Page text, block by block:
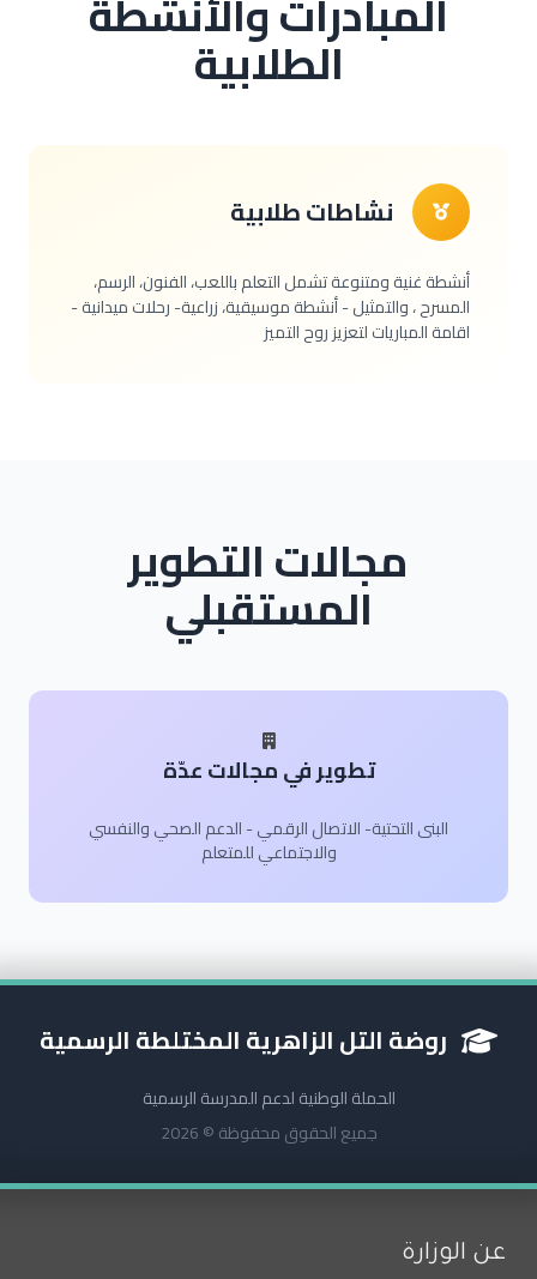
الطلابية
نشاطات طلابية
أنشطة غنية ومتنوعة تشمل التعلم باللعب، الفنون، الرسم،
المسرح ، والتمثيل - أنشطة موسيقية، زراعية- رحلات ميدانية -
اقامة المباريات لتعزيز روح التميز
مجالات التطوير
المستقبلي
تطوير في مجالات عدّة
البنى التحتية- الاتصال الرقمي - الدعم الصحي والنفسي
والاجتماعي للمتعلم
روضة التل الزاهرية المختلطة الرسمية
الحملة الوطنية لدعم المدرسة الرسمية
جميع الحقوق محفوظة © 2026
عن الوزارة